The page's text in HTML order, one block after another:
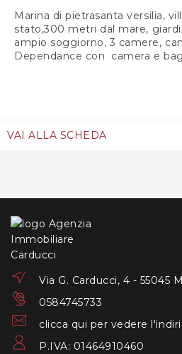
Marina di pietrasanta versilia,
stato,300 metri dal mare,
ampio soggiorno, 3 camere,
Dependance con camera e
VAI ALLA SCHEDA
Via G. Carducci, 4 - 55045
0584745733
clicca qui per vedere
P.IVA: 01464910460